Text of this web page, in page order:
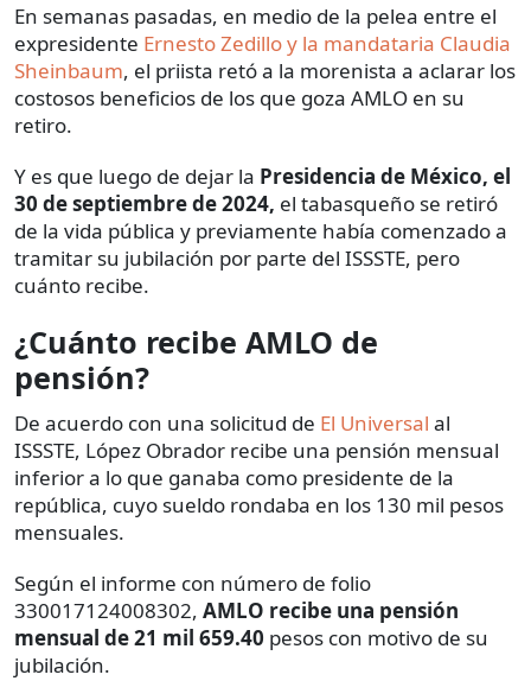
En semanas pasadas, en medio de la pelea entre el
expresidente Ernesto Zedillo y la mandataria Claudia
Sheinbaum, el priista retó a la morenista a aclarar los
costosos beneficios de los que goza AMLO en su
retiro.
Y es que luego de dejar la Presidencia de México, el
30 de septiembre de 2024, el tabasqueño se retiró
de la vida pública y previamente había comenzado a
tramitar su jubilación por parte del ISSSTE, pero
cuánto recibe.
¿Cuánto recibe AMLO de
pensión?
De acuerdo con una solicitud de El Universal al
ISSSTE, López Obrador recibe una pensión mensual
inferior a lo que ganaba como presidente de la
república, cuyo sueldo rondaba en los 130 mil pesos
mensuales.
Según el informe con número de folio
330017124008302, AMLO recibe una pensión
mensual de 21 mil 659.40 pesos con motivo de su
jubilación.